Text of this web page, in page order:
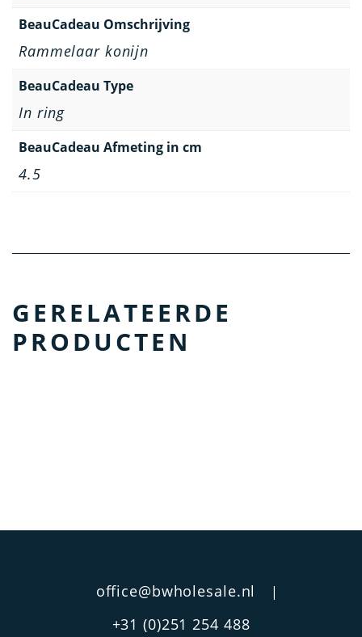
BeauCadeau Omschrijving
Rammelaar konijn
BeauCadeau Type
In ring
BeauCadeau Afmeting in cm
4.5
GERELATEERDE
PRODUCTEN
office@bwholesale.nl |
+31 (0)251 254 488